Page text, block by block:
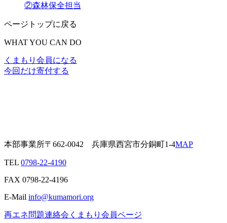
②森林保全担当
ページトップに戻る
WHAT YOU CAN DO
くまもり会員になる
今回だけ寄付する
本部事業所〒662-0042 兵庫県西宮市分銅町1-4MAP
TEL 0798-22-4190
FAX 0798-22-4196
E-Mail info@kumamori.org
再エネ問題連絡会 くまもり会員ページ